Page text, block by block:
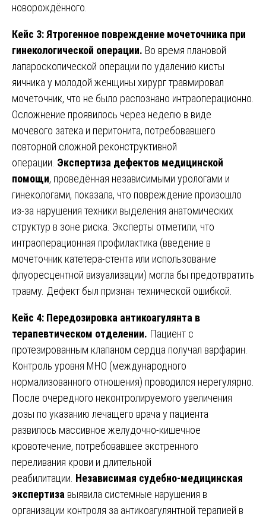
новорождённого.
Кейс 3: Ятрогенное повреждение мочеточника при
гинекологической операции. Во время плановой
лапароскопической операции по удалению кисты
яичника у молодой женщины хирург травмировал
мочеточник, что не было распознано интраоперационно.
Осложнение проявилось через неделю в виде
мочевого затека и перитонита, потребовавшего
повторной сложной реконструктивной
операции. Экспертиза дефектов медицинской
помощи, проведённая независимыми урологами и
гинекологами, показала, что повреждение произошло
из-за нарушения техники выделения анатомических
структур в зоне риска. Эксперты отметили, что
интраоперационная профилактика (введение в
мочеточник катетера-стента или использование
флуоресцентной визуализации) могла бы предотвратить
травму. Дефект был признан технической ошибкой.
Кейс 4: Передозировка антикоагулянта в
терапевтическом отделении. Пациент с
протезированным клапаном сердца получал варфарин.
Контроль уровня МНО (международного
нормализованного отношения) проводился нерегулярно.
После очередного неконтролируемого увеличения
дозы по указанию лечащего врача у пациента
развилось массивное желудочно-кишечное
кровотечение, потребовавшее экстренного
переливания крови и длительной
реабилитации. Независимая судебно-медицинская
экспертиза выявила системные нарушения в
организации контроля за антикоагулянтной терапией в